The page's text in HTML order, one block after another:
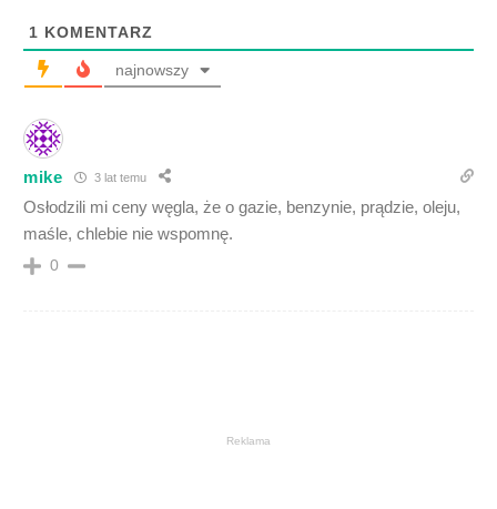
1 KOMENTARZ
najnowszy
mike 3 lat temu
Osłodzili mi ceny węgla, że o gazie, benzynie, prądzie, oleju,
maśle, chlebie nie wspomnę.
0
Reklama